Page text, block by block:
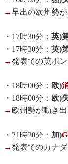
→早出の欧州勢
・17時30分： 英)
・17時30分： 英)
→発表での英ポ
・18時00分： 欧)
・18時00分： 欧)
→ 欧州勢が動き
・21時30分： 加)
→発表でのカナ